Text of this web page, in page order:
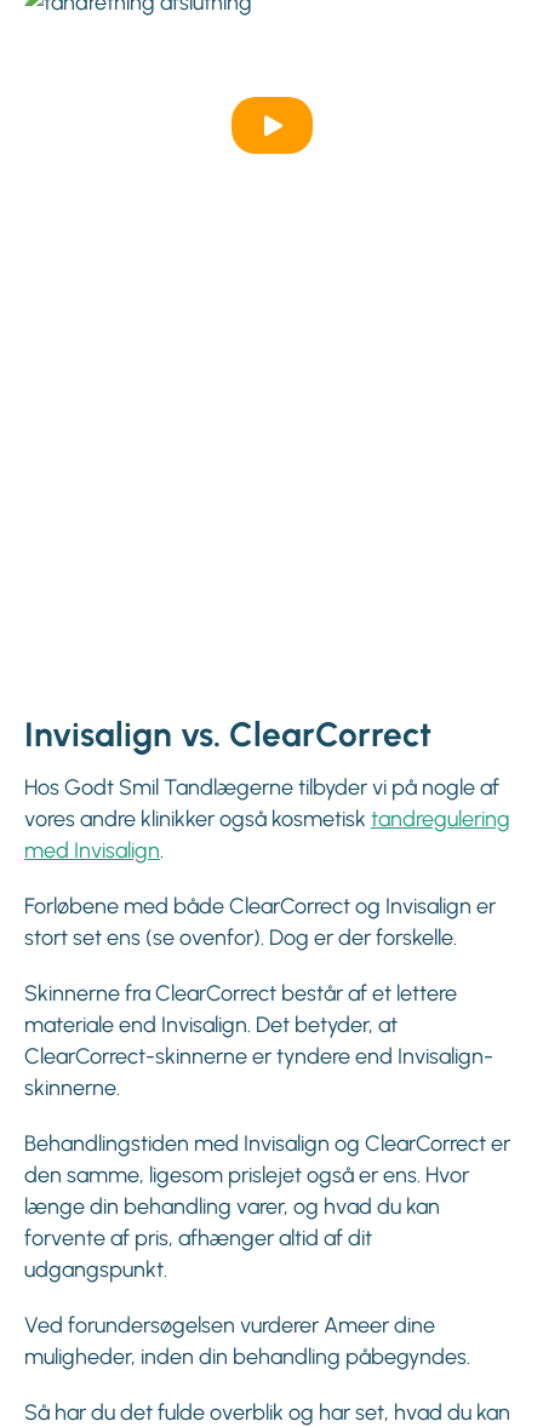
Invisalign vs. ClearCorrect
Hos Godt Smil Tandlægerne tilbyder vi på nogle af
vores andre klinikker også kosmetisk tandregulering
med Invisalign.
Forløbene med både ClearCorrect og Invisalign er
stort set ens (se ovenfor). Dog er der forskelle.
Skinnerne fra ClearCorrect består af et lettere
materiale end Invisalign. Det betyder, at
ClearCorrect-skinnerne er tyndere end Invisalign-
skinnerne.
Behandlingstiden med Invisalign og ClearCorrect er
den samme, ligesom prislejet også er ens. Hvor
længe din behandling varer, og hvad du kan
forvente af pris, afhænger altid af dit
udgangspunkt.
Ved forundersøgelsen vurderer Ameer dine
muligheder, inden din behandling påbegyndes.
Så har du det fulde overblik og har set, hvad du kan